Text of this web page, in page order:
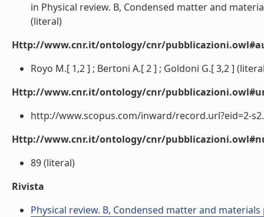
in Physical review. B, Condensed matter and
(literal)
Http://www.cnr.it/ontology/cnr/
Royo M.[ 1,2 ] ; Bertoni A.[ 2 ] ; Goldoni G.[ 3,2 ]
Http://www.cnr.it/ontology/cnr/
http://www.scopus.com/inward/record.url?eid=2-
Http://www.cnr.it/ontology/cnr/
89 (literal)
Rivista
Physical review. B, Condensed matter and materials